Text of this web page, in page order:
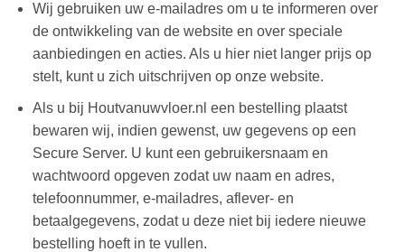
Wij gebruiken uw e-mailadres om u te informeren over
de ontwikkeling van de website en over speciale
aanbiedingen en acties. Als u hier niet langer prijs op
stelt, kunt u zich uitschrijven op onze website.
Als u bij Houtvanuwvloer.nl een bestelling plaatst
bewaren wij, indien gewenst, uw gegevens op een
Secure Server. U kunt een gebruikersnaam en
wachtwoord opgeven zodat uw naam en adres,
telefoonnummer, e-mailadres, aflever- en
betaalgegevens, zodat u deze niet bij iedere nieuwe
bestelling hoeft in te vullen.